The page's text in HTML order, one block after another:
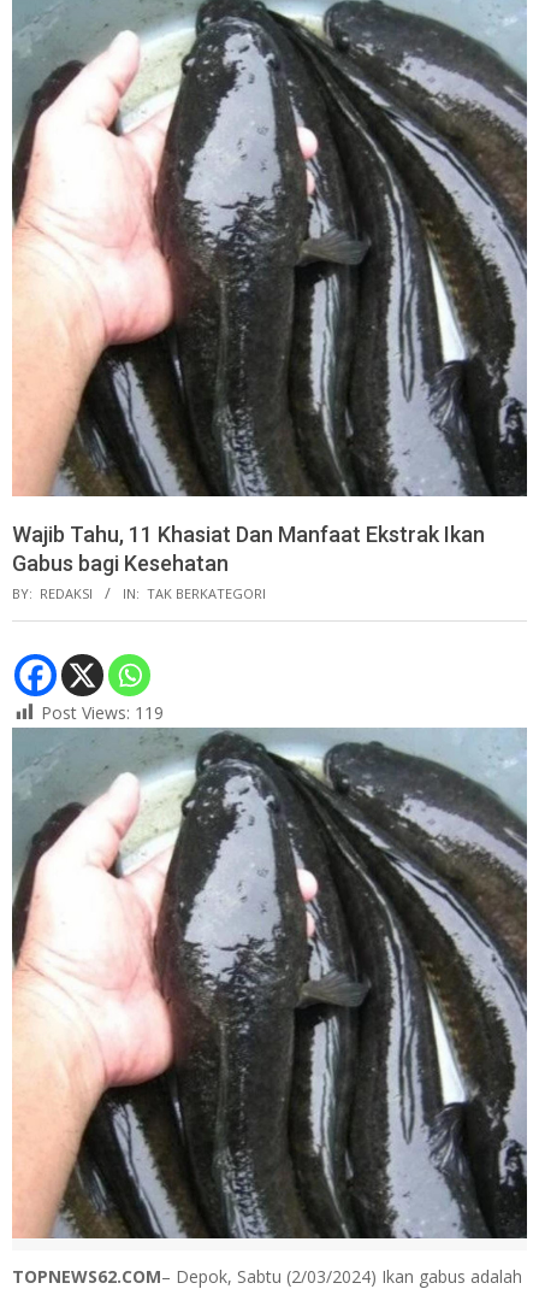
Wajib Tahu, 11 Khasiat Dan Manfaat Ekstrak Ikan
Gabus bagi Kesehatan
BY: REDAKSI IN: TAK BERKATEGORI
Post Views: 119
TOPNEWS62.COM– Depok, Sabtu (2/03/2024) Ikan gabus adalah